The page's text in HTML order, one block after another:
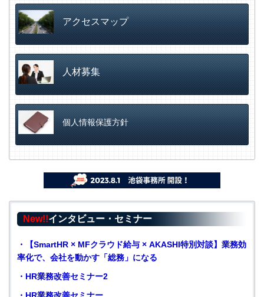
アクセスマップ
人材募集
個人情報保護方針
New!!インタビュー・セミナー
・
【SmartHR × MFクラウド給与 × AKASHI特別対談】業務効
率化で、会社を動かす「総務」になる
・ HR業務改善セミナー2